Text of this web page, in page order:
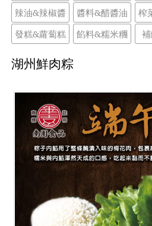
辣油&辣椒醬
醬料&醋醬油 榨
發糕&蘿蔔糕
餡料&糯米糰
湖州鮮肉粽